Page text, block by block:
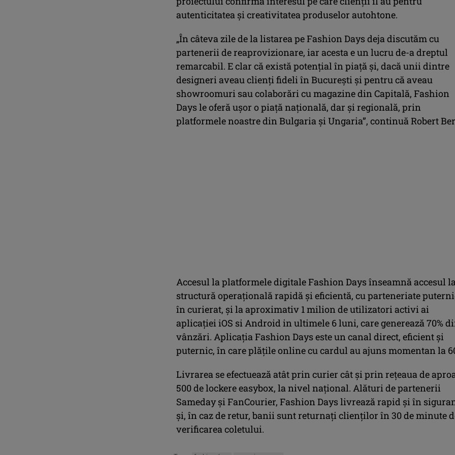
autenticitatea și creativitatea produselor autohtone.
„În câteva zile de la listarea pe Fashion Days deja discutăm cu
partenerii de reaprovizionare, iar acesta e un lucru de-a dreptul
remarcabil. E clar că există potențial în piață și, dacă unii dintre
designeri aveau clienți fideli în București și pentru că aveau
showroomuri sau colaborări cu magazine din Capitală, Fashion
Days le oferă ușor o piață națională, dar și regională, prin
platformele noastre din Bulgaria și Ungaria”, continuă Robert
Accesul la platformele digitale Fashion Days înseamnă accesul
structură operațională rapidă și eficientă, cu parteneriate
în curierat, și la aproximativ 1 milion de utilizatori activi ai
aplicației iOS si Android in ultimele 6 luni, care generează 70%
vânzări. Aplicația Fashion Days este un canal direct, eficient și
puternic, în care plățile online cu cardul au ajuns momentan la
Livrarea se efectuează atât prin curier cât și prin rețeaua de
500 de lockere easybox, la nivel național. Alături de partenerii
Sameday și FanCourier, Fashion Days livrează rapid și în
și, în caz de retur, banii sunt returnați clienților în 30 de minute
verificarea coletului.